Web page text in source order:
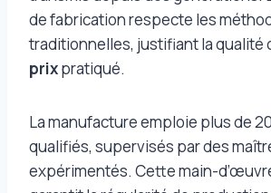
de fabrication respecte les
traditionnelles, justifiant la qualité
prixpratiqué.
La manufacture emploie plus de
qualifiés, supervisés par des
expérimentés. Cette main-